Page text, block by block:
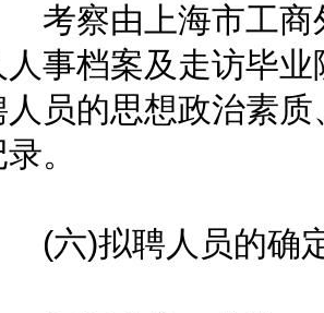
察由上海市工商
人事档案及走访毕
人员的思想政治素
。
)拟聘人员的确